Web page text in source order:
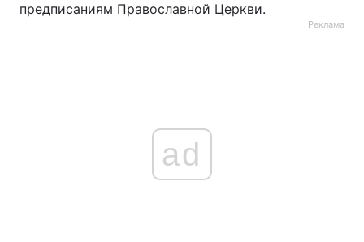
предписаниям Православной Церкви.
Реклама
ad